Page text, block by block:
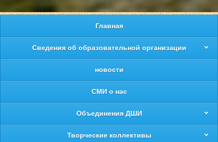
Главная
Сведения об образовательной организации
новости
СМИ о нас
Объединения ДШИ
Творческие коллективы